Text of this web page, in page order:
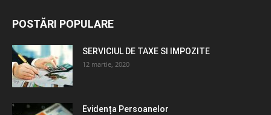
POSTĂRI POPULARE
SERVICIUL DE TAXE SI IMPOZITE
12 martie, 2020
Evidența Persoanelor